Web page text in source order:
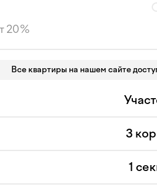
20%
Все квартиры на нашем сайте
3
1